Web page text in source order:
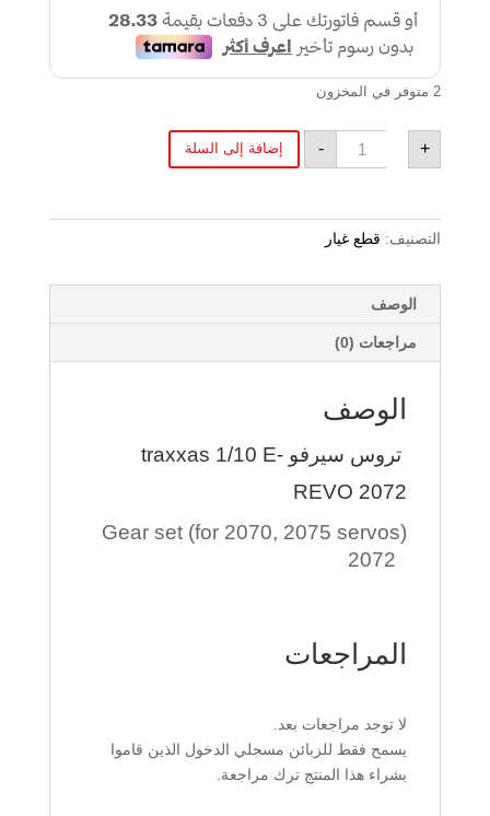
2 متوفر في المخزون
-
كمية
تروس
يبرفو
+ إضافة إلى السلة
التصنيف: قطع غيار
الوصف
مراجعات (0)
الوصف
تروس سيرفو traxxas 1/10 E-
REVO 2072
Gear set (for 2070, 2075 servos)
المراجعات
لا توجد مراجعات بعد.
يسمح فقط للزبائن مسجلي الدخول الذين قاموا
بشراء هذا المنتج ترك مراجعة.